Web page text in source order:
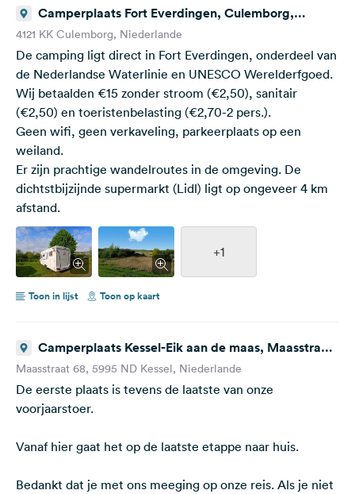
Camperplaats Fort Everdingen, Culemborg,
Niederlande
4121 KK Culemborg, Niederlande
De camping ligt direct in Fort Everdingen, onderdeel van
de Nederlandse Waterlinie en UNESCO Werelderfgoed.
Wij betaalden €15 zonder stroom (€2,50), sanitair
(€2,50) en toeristenbelasting (€2,70-2 pers.).
Geen wifi, geen verkaveling, parkeerplaats op een
weiland.
Er zijn prachtige wandelroutes in de omgeving. De
dichtstbijzijnde supermarkt (Lidl) ligt op ongeveer 4 km
afstand.
+1
Toon in lijst Toon op kaart
Camperplaats Kessel-Eik aan de maas, Maasstraat,
Kessel, Niederlande
Maasstraat 68, 5995 ND Kessel, Niederlande
De eerste plaats is tevens de laatste van onze
voorjaarstoer.
Vanaf hier gaat het op de laatste etappe naar huis.
Bedankt dat je met ons meeging op onze reis. Als je niet